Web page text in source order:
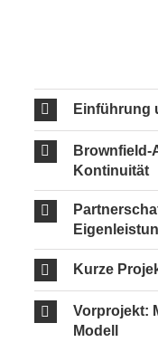
Einführung
Brownfield-
Kontinuität
Kurze
Vorprojekt:
Modell